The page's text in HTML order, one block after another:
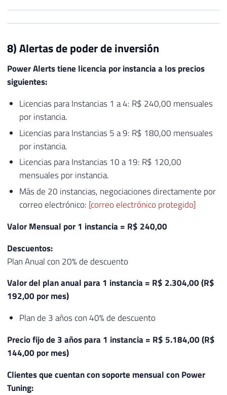
8) Alertas de poder de inversión
Power Alerts tiene licencia por instancia a los precios
siguientes:
Licencias para Instancias 1 a 4: R$ 240,00 mensuales
por instancia.
Licencias para Instancias 5 a 9: R$ 180,00 mensuales
por instancia.
Licencias para Instancias 10 a 19: R$ 120,00
mensuales por instancia.
Más de 20 instancias, negociaciones directamente por
correo electrónico: [correo electrónico protegido]
Valor Mensual por 1 instancia = R$ 240,00
Descuentos:
Plan Anual con 20% de descuento
Valor del plan anual para 1 instancia = R$ 2.304,00 (R$
192,00 por mes)
Plan de 3 años con 40% de descuento
Precio fijo de 3 años para 1 instancia = R$ 5.184,00 (R$
144,00 por mes)
Clientes que cuentan con soporte mensual con Power
Tuning: